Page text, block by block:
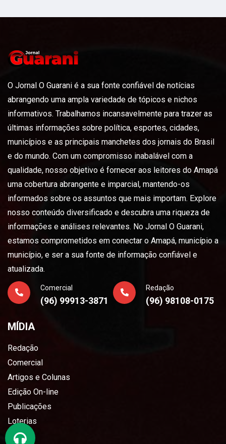
O Jornal O Guarani é a sua fonte confiável de notícias
abrangendo uma ampla variedade de tópicos e nichos
informativos. Trabalhamos incansavelmente para trazer as
últimas informações sobre política, esportes, cidades,
municípios e as principais manchetes dos jornais do Brasil
e do mundo. Com um compromisso inabalável com a
qualidade, nosso objetivo é fornecer aos leitores do Amapá
uma cobertura abrangente e imparcial, mantendo-os
informados sobre os assuntos que mais importam. Explore
nosso conteúdo diversificado e descubra uma riqueza de
informações e análises relevantes. No Jornal O Guarani,
estamos comprometidos em conectar o Amapá, município a
município, e ser a sua fonte de informação confiável e
atualizada.
Comercial
(96) 99913-3871
Redação
(96) 98108-0175
MÍDIA
Redação
Comercial
Artigos e Colunas
Edição On-line
Publicações
Loterias